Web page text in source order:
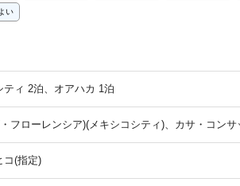
い
ティ 2泊、オアハカ 1泊
フローレンシア)(メキシコシティ)、カサ・コン
コ(指定)